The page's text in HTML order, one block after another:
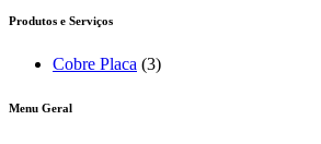
Produtos e Serviços
Cobre Placa (3)
Menu Geral